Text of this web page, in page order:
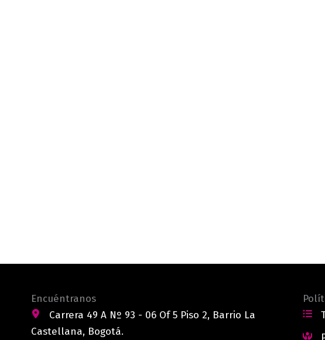
Encuéntranos
Carrera 49 A Nº 93 - 06 Of 5 Piso 2, Barrio La
Castellana, Bogotá.